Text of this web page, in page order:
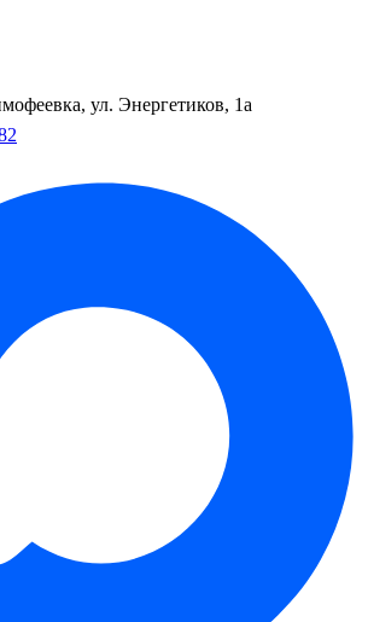
ул. Энергетиков, 1а